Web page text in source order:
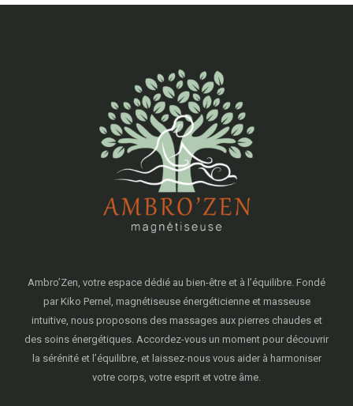
Ambro’Zen, votre espace dédié au bien-être et à l’équilibre. Fondé
par Kiko Pernel, magnétiseuse énergéticienne et masseuse
intuitive, nous proposons des massages aux pierres chaudes et
des soins énergétiques. Accordez-vous un moment pour découvrir
la sérénité et l’équilibre, et laissez-nous vous aider à harmoniser
votre corps, votre esprit et votre âme.